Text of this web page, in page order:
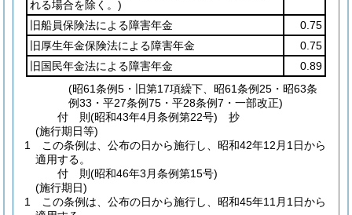
れる場合を除く。)
旧船員保険法による障害年金
0.75
旧厚生年金保険法による障害年金
0.75
旧国民年金法による障害年金
0.89
(昭61条例5・旧第17項繰下、昭61条例25・昭63条
例33・平27条例75・平28条例7・一部改正)
付 則(昭和43年4月条例第22号) 抄
(施行期日等)
1
この条例は、公布の日から施行し、昭和42年12月1日から
適用する。
付 則(昭和46年3月条例第15号)
(施行期日)
1
この条例は、公布の日から施行し、昭和45年11月1日から